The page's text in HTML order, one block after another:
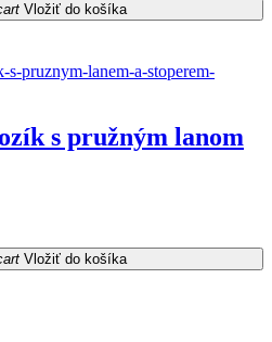
Vložiť do košíka
s pružným lanom
Vložiť do košíka